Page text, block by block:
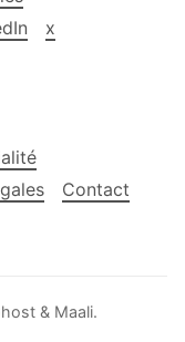
x
Contact
& Maali.